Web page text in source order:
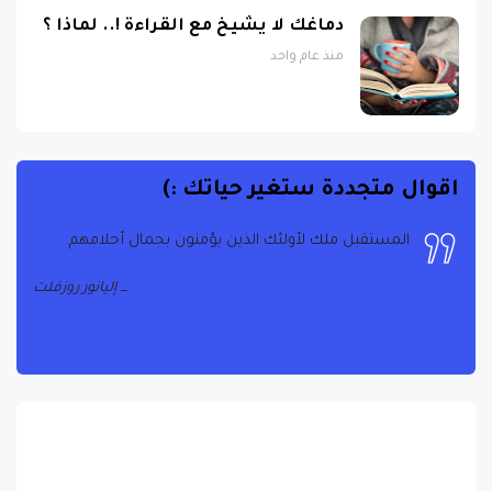
دماغك لا يشيخ مع القراءة !.. لماذا ؟
منذ عام واحد
اقوال متجددة ستغير حياتك :)
المستقبل ملك لأولئك الذين يؤمنون بجمال أحلامهم.
إليانور روزفلت